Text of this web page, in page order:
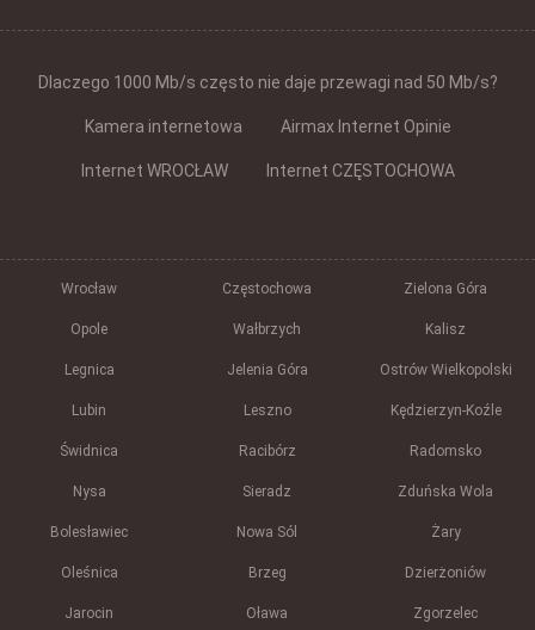
Dlaczego 1000 Mb/s często nie daje przewagi nad 50 Mb/s?
Kamera internetowa Airmax Internet Opinie
Internet WROCŁAW Internet CZĘSTOCHOWA
Wrocław Częstochowa Zielona Góra
Opole Wałbrzych Kalisz
Legnica Jelenia Góra Ostrów Wielkopolski
Lubin Leszno Kędzierzyn-Koźle
Świdnica Racibórz Radomsko
Nysa Sieradz Zduńska Wola
Bolesławiec Nowa Sól Żary
Oleśnica Brzeg Dzierżoniów
Jarocin Oława Zgorzelec